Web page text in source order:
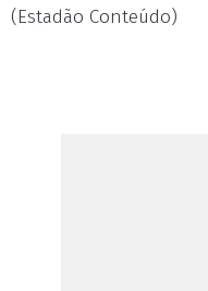
(Estadão Conteúdo)